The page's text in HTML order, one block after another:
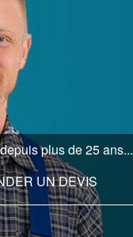
plus de 25 ans...
UN DEVIS